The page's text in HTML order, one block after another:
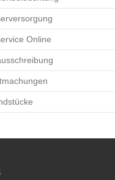
Online